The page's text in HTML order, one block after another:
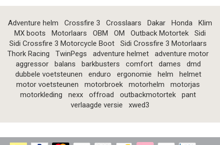
Adventure helm Crossfire 3 Crosslaars Dakar Honda
Klim
MX boots
Motorlaars OBM OM Outback Motortek
Sidi
Sidi Crossfire 3 Motorcycle Boot
Sidi Crossfire 3 Motorlaars
Thork Racing
TwinPegs adventure helmet
adventure motor
aggressor
balans barkbusters comfort dames
dmd
dubbele voetsteunen
enduro ergonomie helm
helmet
motor voetsteunen
motorbroek motorhelm
motorjas
motorkleding
nexx offroad outbackmotortek
pant
verlaagde versie
xwed3